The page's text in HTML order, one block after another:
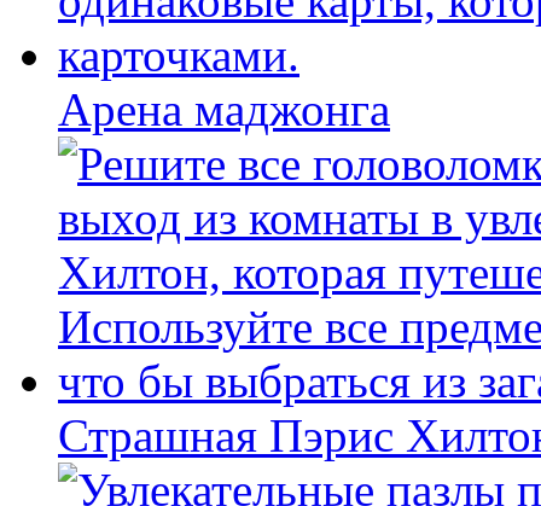
Арена маджонга
Страшная Пэрис